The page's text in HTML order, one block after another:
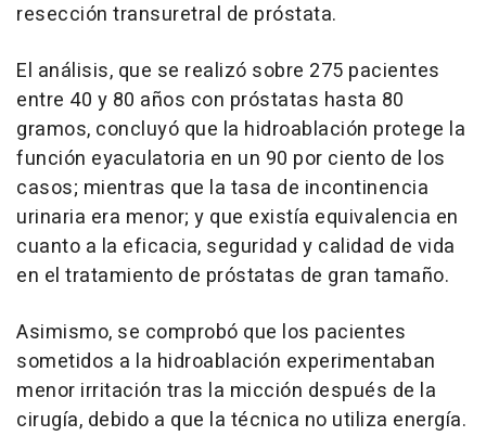
resección transuretral de próstata.
El análisis, que se realizó sobre 275 pacientes
entre 40 y 80 años con próstatas hasta 80
gramos, concluyó que la hidroablación protege la
función eyaculatoria en un 90 por ciento de los
casos; mientras que la tasa de incontinencia
urinaria era menor; y que existía equivalencia en
cuanto a la eficacia, seguridad y calidad de vida
en el tratamiento de próstatas de gran tamaño.
Asimismo, se comprobó que los pacientes
sometidos a la hidroablación experimentaban
menor irritación tras la micción después de la
cirugía, debido a que la técnica no utiliza energía.